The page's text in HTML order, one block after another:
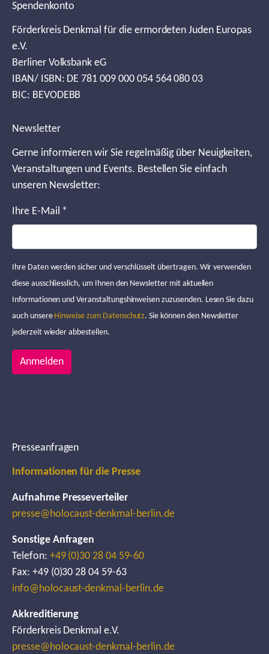
Spendenkonto
Förderkreis Denkmal für die ermordeten Juden Europas
e.V.
Berliner Volksbank eG
IBAN/ ISBN: DE 781 009 000 054 564 080 03
BIC: BEVODEBB
Newsletter
Gerne informieren wir Sie regelmäßig über Neuigkeiten,
Veranstaltungen und Events. Bestellen Sie einfach
unseren Newsletter:
Ihre E-Mail *
Ihre Daten werden sicher und verschlüsselt übertragen. Wir verwenden
diese ausschliesslich, um Ihnen den Newsletter mit aktuellen
Informationen und Veranstaltungshinweisen zuzusenden. Lesen Sie dazu
auch unsere Hinweise zum Datenschutz. Sie können den Newsletter
jederzeit wieder abbestellen.
Anmelden
Presseanfragen
Informationen für die Presse
Aufnahme Presseverteiler
presse@holocaust-denkmal-berlin.de
Sonstige Anfragen
Telefon: +49 (0)30 28 04 59-60
Fax: +49 (0)30 28 04 59-63
info@holocaust-denkmal-berlin.de
Akkreditierung
Förderkreis Denkmal e.V.
presse@holocaust-denkmal-berlin.de